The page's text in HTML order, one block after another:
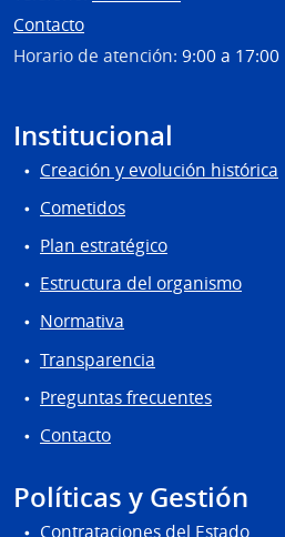
Contacto
Horario de atención: 9:00 a 17:00
Institucional
Creación y evolución histórica
Cometidos
Plan estratégico
Estructura del organismo
Normativa
Transparencia
Preguntas frecuentes
Contacto
Políticas y Gestión